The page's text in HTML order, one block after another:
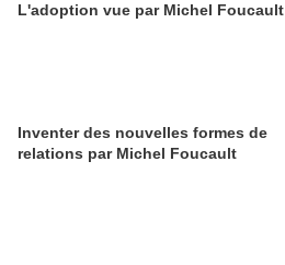
L'adoption vue par Michel Foucault
Inventer des nouvelles formes de
relations par Michel Foucault